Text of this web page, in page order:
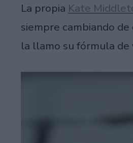
La propia Kate
siempre cambiando
la llamo su fórmula